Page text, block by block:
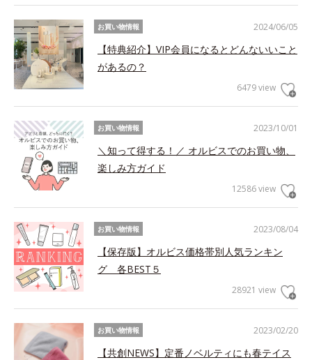
2024/06/05
お買い物情報
【特典紹介】VIP会員になるとどんないいこと
があるの？
6479 view
2023/10/01
お買い物情報
＼知って得する！／ オルビスでのお買い物、
楽しみ方ガイド
12586 view
2023/08/04
お買い物情報
【保存版】オルビス価格帯別人気ランキン
グ 各BEST５
28921 view
2023/02/20
お買い物情報
【共創NEWS】定番ノベルティにも春テイス